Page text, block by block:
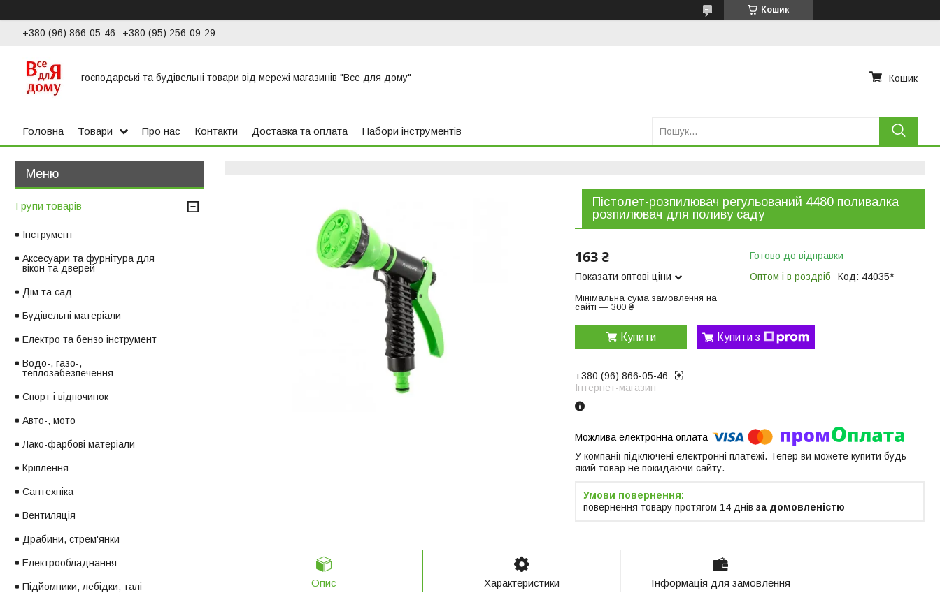
Кошик
+380 (96) 866-05-46 +380 (95) 256-09-29
господарські та будівельні товари від мережі магазинів "Все для дому" Кошик
Головна Товари Про нас Контакти Доставка та оплата Набори інструментів
Пістолет-розпилювач регульований 4480 поливалка
розпилювач для поливу саду
163 ₴
Показати оптові ціни
Мінімальна сума замовлення на
сайті — 300 ₴
Готово до відправки
Оптом і в роздріб
Код: 44035*
Купити Купити з
+380 (96) 866-05-46
Інтернет-магазин
У компанії підключені електронні платежі. Тепер ви можете купити будь-
який товар не покидаючи сайту.
повернення товару протягом 14 днів за домовленістю
Опис Характеристики Інформація для замовлення
Групи товарів
Інструмент
Аксесуари та фурнітура для
вікон та дверей
Дім та сад
Будівельні матеріали
Електро та бензо інструмент
Водо-, газо-,
теплозабезпечення
Спорт і відпочинок
Авто-, мото
Лако-фарбові матеріали
Кріплення
Сантехніка
Вентиляція
Драбини, стрем'янки
Електрообладнання
Підйомники, лебідки, талі